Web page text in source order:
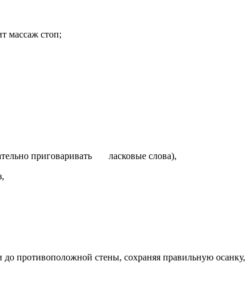
массаж стоп;
приговаривать ласковые слова),
противоположной стены, сохраняя правильную осанку,